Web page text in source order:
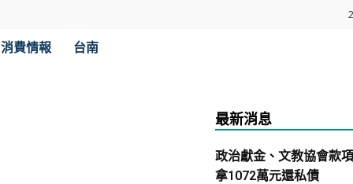
消費情報 台南
最新消息
政治獻金、文教協會款
拿1072萬元還私債